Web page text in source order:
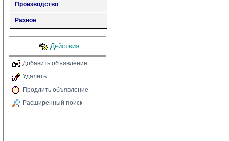
Производство
Разное
Действия
Добавить объявление
Удалить
Продлить объявление
Расширенный поиск